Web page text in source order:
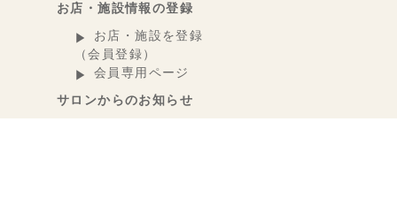
お店・施設情報の登録
お店・施設を登録
（会員登録）
会員専用ページ
サロンからのお知らせ